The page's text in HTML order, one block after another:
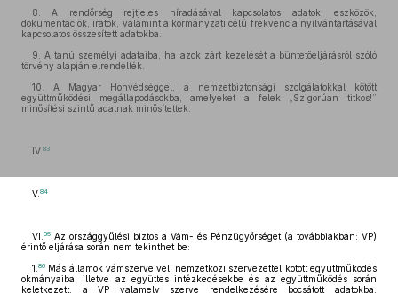
8. A rendőrség rejtjeles híradásával kapcsolatos adatok, eszközök,
dokumentációk, iratok, valamint a kormányzati célú frekvencia nyilvántartásával
kapcsolatos összesített adatokba.
9. A tanú személyi adataiba, ha azok zárt kezelését a büntetőeljárásról szóló
törvény alapján elrendelték.
10. A Magyar Honvédséggel, a nemzetbiztonsági szolgálatokkal kötött
együttműködési megállapodásokba, amelyeket a felek „Szigorúan titkos!”
minősítési szintű adatnak minősítettek.
IV. 83
V. 84
VI. 85 Az országgyűlési biztos a Vám- és Pénzügyőrséget (a továbbiakban: VP)
érintő eljárása során nem tekinthet be:
1. 86 Más államok vámszerveivel, nemzetközi szervezettel kötött együttműködés
okmányaiba, illetve az együttes intézkedésekbe és az együttműködés során
keletkezett, a VP valamely szerve rendelkezésére bocsátott adatokba,